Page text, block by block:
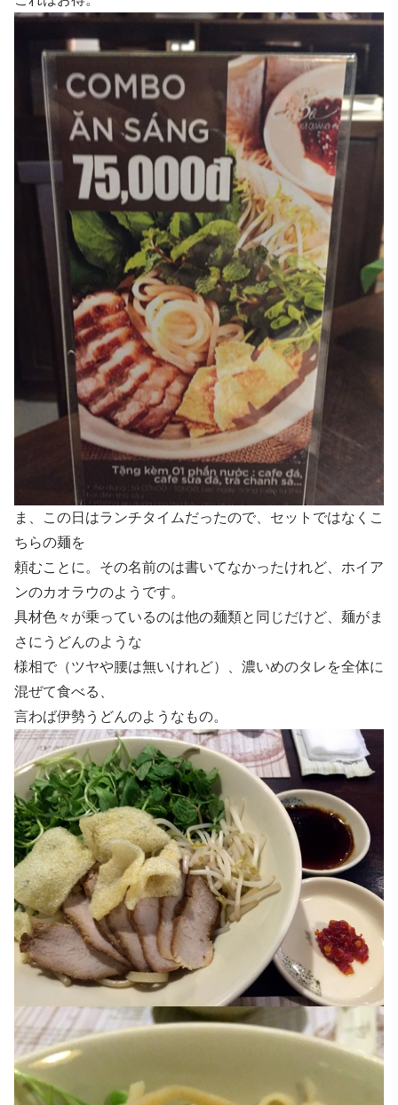
ま、この日はランチタイムだったので、セットではなくこ
ちらの麺を
頼むことに。その名前のは書いてなかったけれど、ホイア
ンのカオラウのようです。
具材色々が乗っているのは他の麺類と同じだけど、麺がま
さにうどんのような
様相で（ツヤや腰は無いけれど）、濃いめのタレを全体に
混ぜて食べる、
言わば伊勢うどんのようなもの。